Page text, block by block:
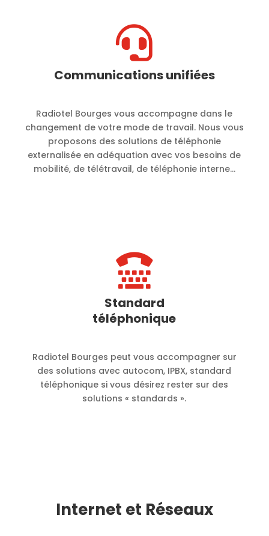

Communications unifiées
Radiotel Bourges vous accompagne dans le
changement de votre mode de travail. Nous vous
proposons des solutions de téléphonie
externalisée en adéquation avec vos besoins de
mobilité, de télétravail, de téléphonie interne…

Standard
téléphonique
Radiotel Bourges peut vous accompagner sur
des solutions avec autocom, IPBX, standard
téléphonique si vous désirez rester sur des
solutions « standards ».
Internet et Réseaux